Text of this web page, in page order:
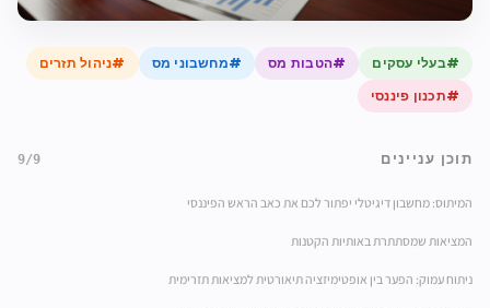
#בעלי עסקים #הטבות מס #מחשבוני מס
#ניהול תזרים
#תכנון פיננסי
תוכן עניינים 9/9
המיתוס: מחשבון דיגיטלי יפתור לכם את כאב הראש הפיננסי
המציאות שמסתתרת באותיות הקטנות
ניתוח עמוק: הפער בין אופטימיזציה תיאורטית למציאות תזרימית